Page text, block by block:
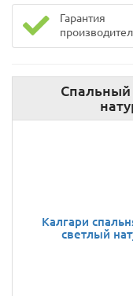
Гарантия
Спальный
Калгари
светлый